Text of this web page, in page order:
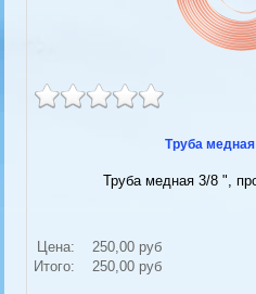
Труба
Труба медная 3/8 ",
Цена:
250,00 руб
Итого:
250,00 руб